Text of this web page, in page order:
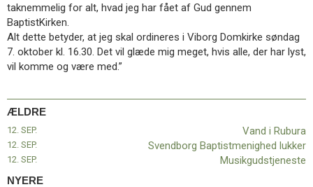
BaptistKirken
16.0:Kontakt
Næste
indlæg:
med
vilje!Forrige
indlæg:
Vand
taknemmelig for alt, hvad jeg har fået af Gud gennem
BaptistKirken.
Alt dette betyder, at jeg skal ordineres i Viborg Domkirke søndag
7. oktober kl. 16.30. Det vil glæde mig meget, hvis alle, der har lyst,
vil komme og være med.”
ÆLDRE
12. SEP. Vand i Rubura
12. SEP. Svendborg Baptistmenighed lukker
12. SEP. Musikgudstjeneste
NYERE